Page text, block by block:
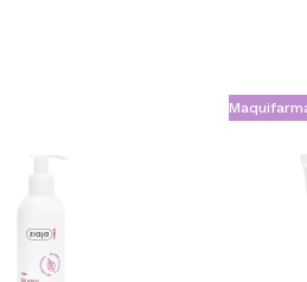
ICH
Durch die Erstellung
Einkäufe schnell
ESPAÑOL